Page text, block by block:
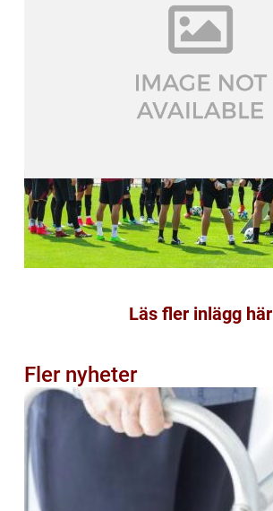
Läs fler inlägg här
Fler nyheter